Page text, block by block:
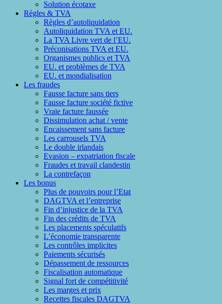
Solution écotaxe
Règles & TVA
Règles d’autoliquidation
Autoliquidation TVA et EU.
La TVA Livre vert de l’EU.
Préconisations TVA et EU.
Organismes publics et TVA
EU. et problèmes de TVA
EU. et mondialisation
Les fraudes
Fausse facture sans tiers
Fausse facture société fictive
Vraie facture faussée
Dissimulation achat / vente
Encaissement sans facture
Les carrousels TVA
Le double irlandais
Evasion – expatriation fiscale
Fraudes et travail clandestin
La contrefaçon
Les bonus
Plus de pouvoirs pour l’Etat
DAGTVA et l’entreprise
Fin d’injustice de la TVA
Fin des crédits de TVA
Les placements spéculatifs
L’économie transparente
Les contrôles implicites
Paiements sécurisés
Dépassement de ressources
Fiscalisation automatique
Signal fort de compétitivité
Les marges et prix
Recettes fiscales DAGTVA